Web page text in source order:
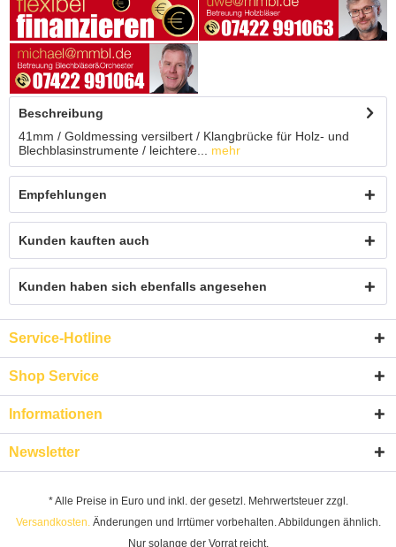
Beschreibung
41mm / Goldmessing versilbert / Klangbrücke für Holz- und
Blechblasinstrumente / leichtere...
mehr
Empfehlungen
Kunden kauften auch
Kunden haben sich ebenfalls angesehen
Service-Hotline
Shop Service
Informationen
Newsletter
* Alle Preise in Euro und inkl. der gesetzl. Mehrwertsteuer zzgl.
Versandkosten.Änderungen und Irrtümer vorbehalten. Abbildungen ähnlich.
Nur solange der Vorrat reicht.